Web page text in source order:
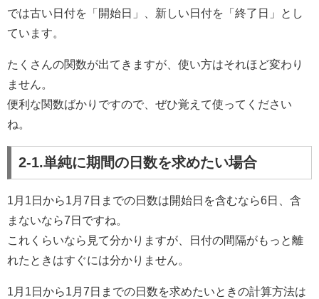
では古い日付を「開始日」、新しい日付を「終了日」とし
ています。
たくさんの関数が出てきますが、使い方はそれほど変わり
ません。
便利な関数ばかりですので、ぜひ覚えて使ってください
ね。
2-1.単純に期間の日数を求めたい場合
1月1日から1月7日までの日数は開始日を含むなら6日、含
まないなら7日ですね。
これくらいなら見て分かりますが、日付の間隔がもっと離
れたときはすぐには分かりません。
1月1日から1月7日までの日数を求めたいときの計算方法は